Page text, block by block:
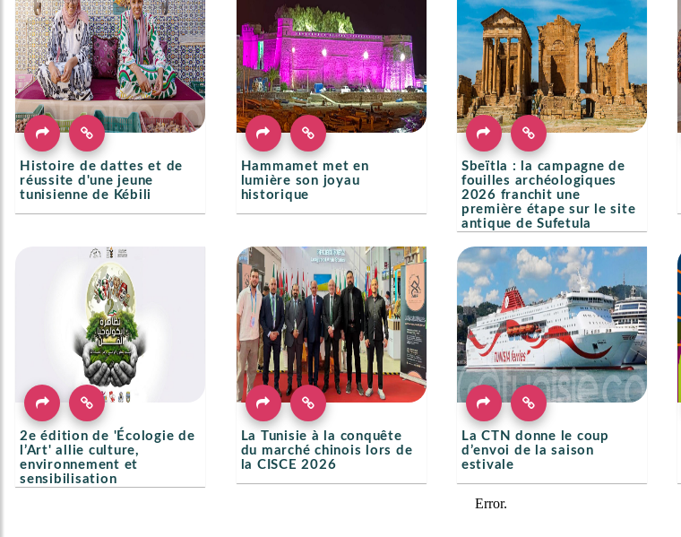
Histoire de dattes et de
réussite d'une jeune
tunisienne de Kébili
Hammamet met en
lumière son joyau
historique
Sbeïtla : la campagne de
fouilles archéologiques
2026 franchit une
première étape sur le site
antique de Sufetula
2e édition de 'Écologie de
l’Art' allie culture,
environnement et
sensibilisation
La Tunisie à la conquête
du marché chinois lors de
la CISCE 2026
La CTN donne le coup
d’envoi de la saison
estivale